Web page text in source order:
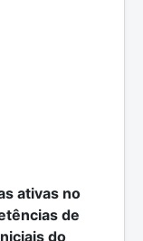
ativas no
de
do